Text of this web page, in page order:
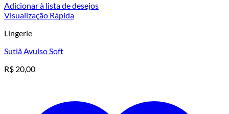
Adicionar à lista de desejos
Visualização Rápida
Lingerie
Sutiã Avulso Soft
R$ 20,00